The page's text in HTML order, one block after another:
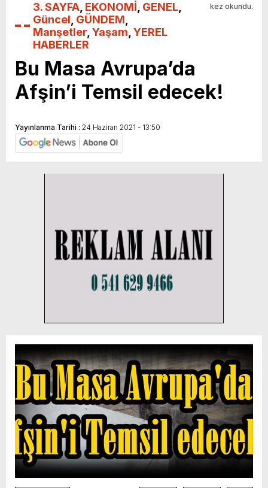
3. SAYFA EKONOMİ GENEL
Güncel GÜNDEM
Manşetler Yaşam YEREL
HABERLER
kez okundu.
Bu Masa Avrupa’da
Afşin’i Temsil edecek!
Yayınlanma Tarihi : 24 Haziran 2021 - 13:50